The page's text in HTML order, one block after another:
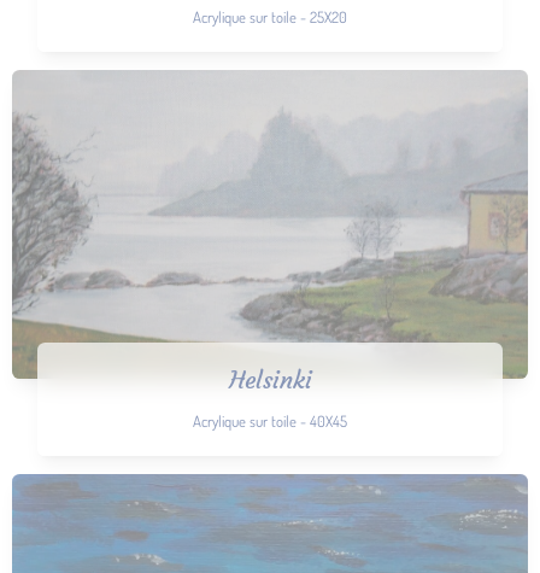
Acrylique sur toile - 25X20
Helsinki
Acrylique sur toile - 40X45